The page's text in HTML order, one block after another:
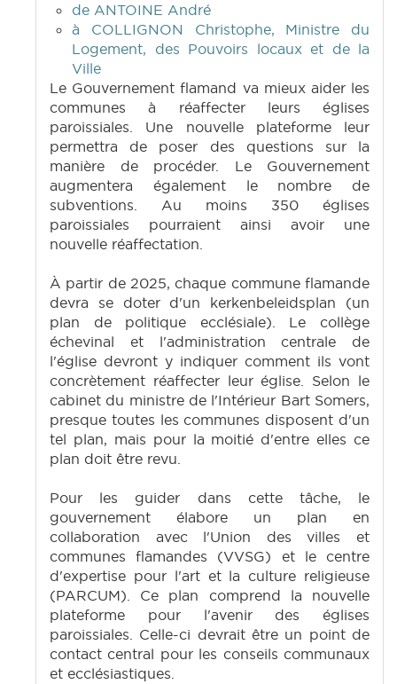
de ANTOINE André
à COLLIGNON Christophe, Ministre du
Logement, des Pouvoirs locaux et de la
Ville
Le Gouvernement flamand va mieux aider les
communes à réaffecter leurs églises
paroissiales. Une nouvelle plateforme leur
permettra de poser des questions sur la
manière de procéder. Le Gouvernement
augmentera également le nombre de
subventions. Au moins 350 églises
paroissiales pourraient ainsi avoir une
nouvelle réaffectation.
À partir de 2025, chaque commune flamande
devra se doter d'un kerkenbeleidsplan (un
plan de politique ecclésiale). Le collège
échevinal et l'administration centrale de
l'église devront y indiquer comment ils vont
concrètement réaffecter leur église. Selon le
cabinet du ministre de l'Intérieur Bart Somers,
presque toutes les communes disposent d'un
tel plan, mais pour la moitié d'entre elles ce
plan doit être revu.
Pour les guider dans cette tâche, le
gouvernement élabore un plan en
collaboration avec l'Union des villes et
communes flamandes (VVSG) et le centre
d'expertise pour l'art et la culture religieuse
(PARCUM). Ce plan comprend la nouvelle
plateforme pour l'avenir des églises
paroissiales. Celle-ci devrait être un point de
contact central pour les conseils communaux
et ecclésiastiques.